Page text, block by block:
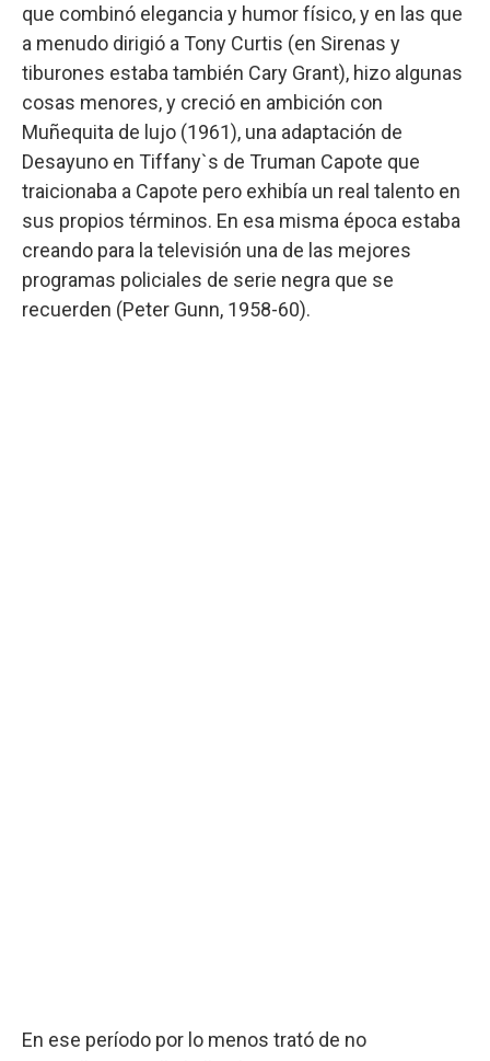
que combinó elegancia y humor físico, y en las que
a menudo dirigió a Tony Curtis (en Sirenas y
tiburones estaba también Cary Grant), hizo algunas
cosas menores, y creció en ambición con
Muñequita de lujo (1961), una adaptación de
Desayuno en Tiffany`s de Truman Capote que
traicionaba a Capote pero exhibía un real talento en
sus propios términos. En esa misma época estaba
creando para la televisión una de las mejores
programas policiales de serie negra que se
recuerden (Peter Gunn, 1958-60).
En ese período por lo menos trató de no